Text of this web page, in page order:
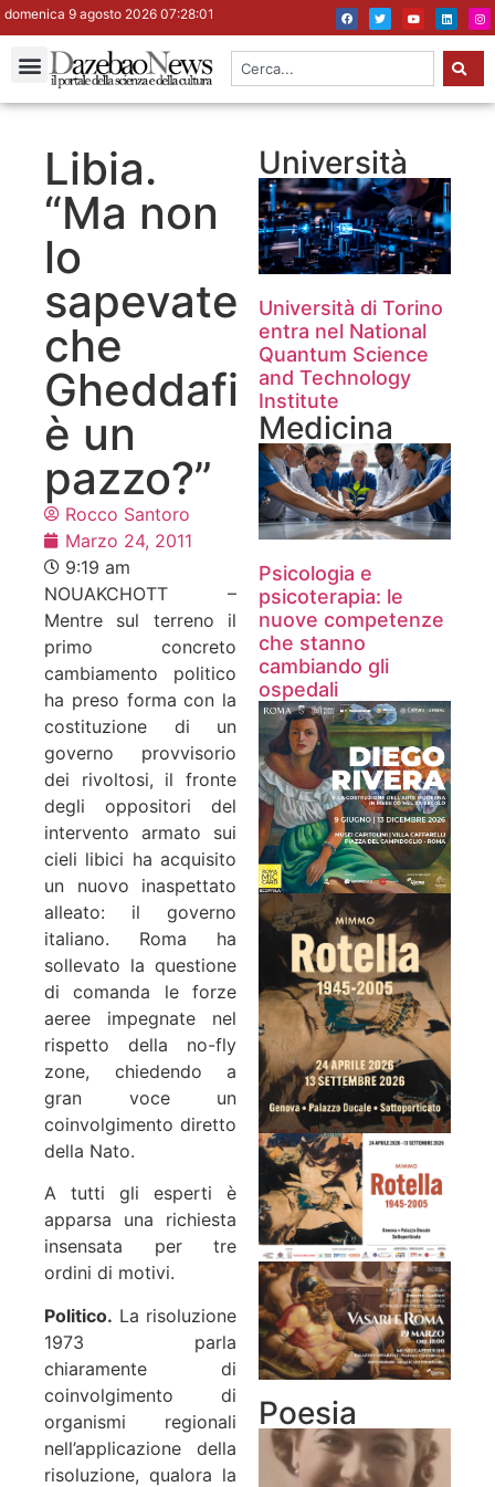
domenica 9 agosto 2026 07:28:02
Libia.
“Ma non
lo
sapevate
che
Gheddafi
è un
pazzo?”
Rocco Santoro
Marzo 24, 2011
9:19 am
NOUAKCHOTT –
Mentre sul terreno il
primo concreto
cambiamento politico
ha preso forma con la
costituzione di un
governo provvisorio
dei rivoltosi, il fronte
degli oppositori del
intervento armato sui
cieli libici ha acquisito
un nuovo inaspettato
alleato: il governo
italiano. Roma ha
sollevato la questione
di comanda le forze
aeree impegnate nel
rispetto della no-fly
zone, chiedendo a
gran voce un
coinvolgimento diretto
della Nato.
A tutti gli esperti è
apparsa una richiesta
insensata per tre
ordini di motivi.
Politico. La risoluzione
1973 parla
chiaramente di
coinvolgimento di
organismi regionali
nell’applicazione della
risoluzione, qualora la
Università
Università di Torino
entra nel National
Quantum Science
and Technology
Institute
Medicina
Psicologia e
psicoterapia: le
nuove competenze
che stanno
cambiando gli
ospedali
Poesia